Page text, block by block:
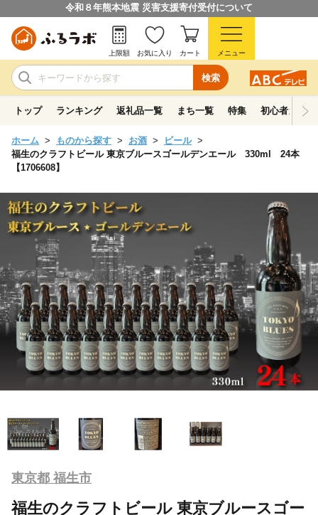
令和８年熊本地震 災害支援寄付受付について
検索
上限額 お気に入り カート メニュー
トップ ランキング 返礼品一覧 まち一覧 特集 初心者ガイド
ホーム ものから探す お酒
ビール
福生のクラフトビール 東京ブルースゴールデンエール 330ml 24本
【1706608】
東京都 福生市
福生のクラフトビール 東京ブルースゴー